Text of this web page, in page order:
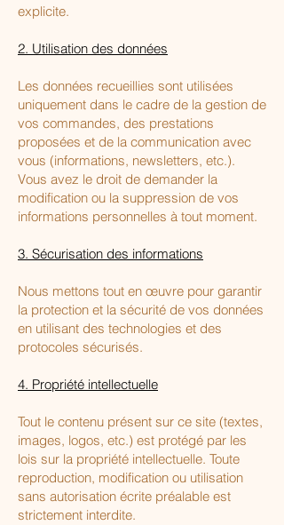
explicite.
2. Utilisation des données
Les données recueillies sont utilisées
uniquement dans le cadre de la gestion de
vos commandes, des prestations
proposées et de la communication avec
vous (informations, newsletters, etc.).
Vous avez le droit de demander la
modification ou la suppression de vos
informations personnelles à tout moment.
3. Sécurisation des informations
Nous mettons tout en œuvre pour garantir
la protection et la sécurité de vos données
en utilisant des technologies et des
protocoles sécurisés.
4. Propriété intellectuelle
Tout le contenu présent sur ce site (textes,
images, logos, etc.) est protégé par les
lois sur la propriété intellectuelle. Toute
reproduction, modification ou utilisation
sans autorisation écrite préalable est
strictement interdite.